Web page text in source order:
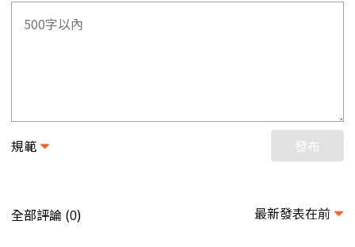
規範 發布
全部評論 (0) 最新發表在前